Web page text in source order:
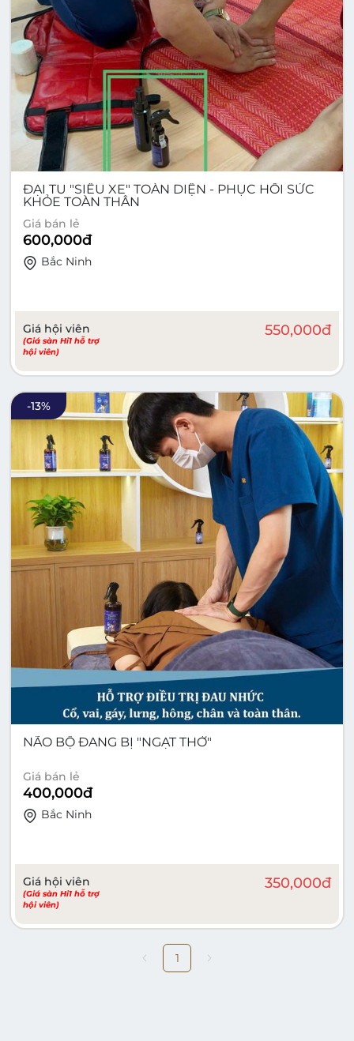
ĐẠI TU "SIÊU XE" TOÀN DIỆN - PHỤC HỒI SỨC
KHỎE TOÀN THÂN
Giá bán lẻ
600,000đ
Bắc Ninh
Giá hội viên
(Giá sàn Hi1 hỗ trợ
hội viên)
550,000đ
-13%
NÃO BỘ ĐANG BỊ "NGẠT THỞ"
Giá bán lẻ
400,000đ
Bắc Ninh
Giá hội viên
(Giá sàn Hi1 hỗ trợ
hội viên)
350,000đ
1